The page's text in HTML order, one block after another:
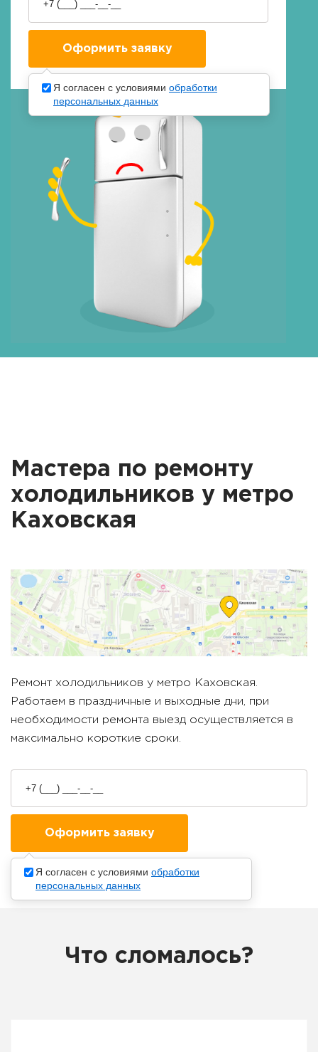
Мастера по ремонту
холодильников у метро
Каховская
Ремонт холодильников у метро Каховская
Работаем в праздничные и выходные дни, при
необходимости ремонта выезд осуществляется в
максимально короткие сроки.
Что сломалось?
Я согласен с условиями обработки
персональных данных
Я согласен с условиями обработки
персональных данных